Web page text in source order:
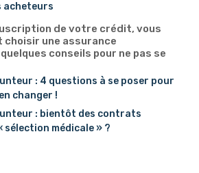
acheteurs
de votre crédit, vous
une assurance
conseils pour ne pas se
: 4 questions à se poser pour
changer !
: bientôt des contrats
sélection médicale » ?